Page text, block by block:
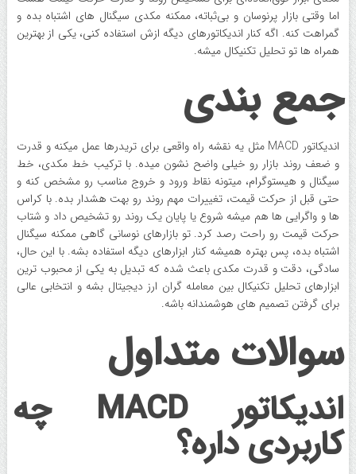
اما وقتی بازار پرنوسان و بی‌ثباته، ممکنه مکدی سیگنال های اشتباه بده و
گمراهت کنه. اگه کنار اندیکاتورهای دیگه ازش استفاده کنی، یکی از بهترین
همراه ها تو تحلیل تکنیکال میشه.
جمع بندی
اندیکاتور MACD مثل یه نقشه راه واقعی برای تریدرها عمل میکنه و قدرت
و ضعف روند بازار رو خیلی واضح نشون میده. با ترکیب خط مکدی، خط
سیگنال و هیستوگرام، میتونه نقاط ورود و خروج مناسب رو مشخص کنه و
حتی قبل از حرکت قیمت، تغییرات مهم روند رو بهت هشدار بده. با کراس
ها و واگرایی ها هم میشه شروع یا پایان یک روند رو تشخیص داد و شتاب
حرکت قیمت رو راحت رصد کرد. تو بازارهای نوسانی گاهی ممکنه سیگنال
اشتباه بده، پس بهتره همیشه کنار ابزارهای دیگه استفاده بشه. با این حال،
سادگی، دقت و قدرت مکدی باعث شده که تبدیل به یکی از محبوب ترین
ابزارهای تحلیل تکنیکال بین معامله گران ارز دیجیتال بشه و انتخابی عالی
برای گرفتن تصمیم های هوشمندانه باشه.
سوالات متداول
اندیکاتور MACD چه
کاربردی داره؟